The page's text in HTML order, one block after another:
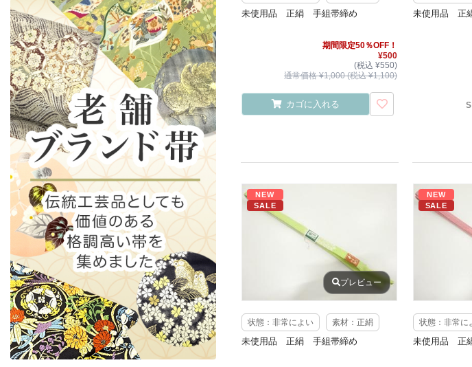
未使用品 正絹 手組帯締め
期間限定50％OFF！
¥500
(税込 ¥550)
通常価格 ¥1,000 (税込 ¥1,100)
カゴに入れる
未使用品 正
NEW
SALE
プレビュー
状態：非常によい 素材：正絹
未使用品 正絹 手組帯締め
NEW
SALE
状態：非常に
未使用品 正